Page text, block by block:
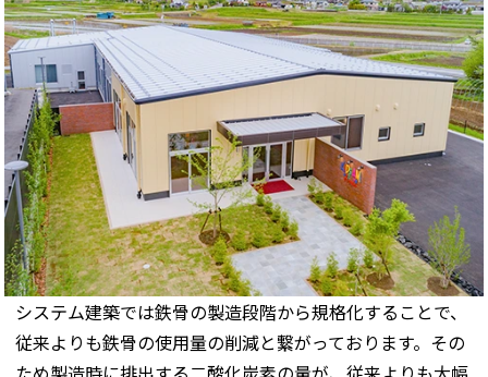
システム建築では鉄骨の製造段階から規格化することで、
従来よりも鉄骨の使用量の削減と繋がっております。その